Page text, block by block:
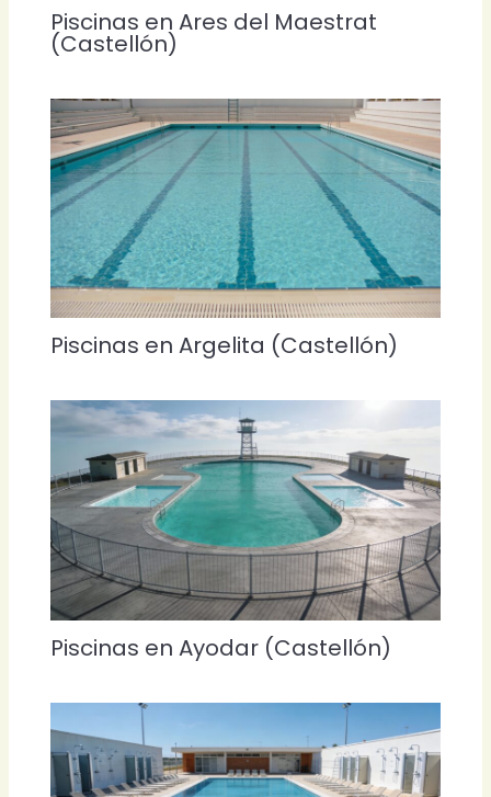
Piscinas en Ares del Maestrat
(Castellón)
Piscinas en Argelita (Castellón)
Piscinas en Ayodar (Castellón)